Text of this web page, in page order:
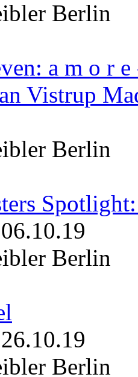
Berlin
a m o r
Vistrup
Berlin
06.10.19
Berlin
26.10.19
Berlin